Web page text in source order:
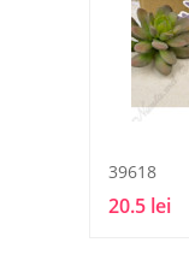
39618
20.5 lei